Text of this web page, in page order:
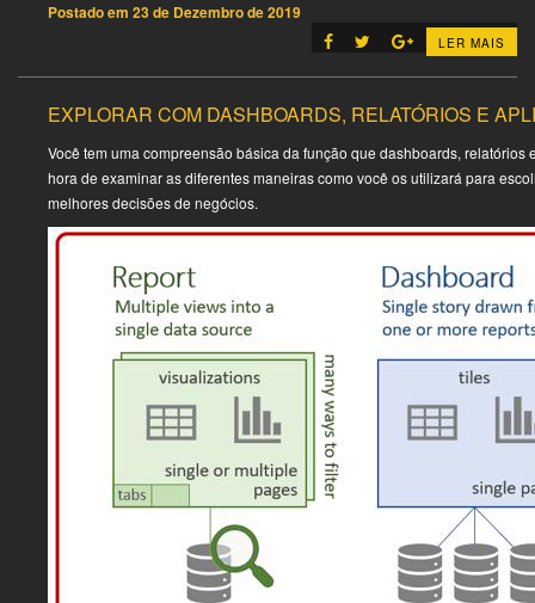
LER MAIS
Postado em 23 de Dezembro de 2019
EXPLORAR COM DASHBOARDS, RELATÓRIOS E
Você tem uma compreensão básica da função que dashboards, relatórios
hora de examinar as diferentes maneiras como você os utilizará para
melhores decisões de negócios.